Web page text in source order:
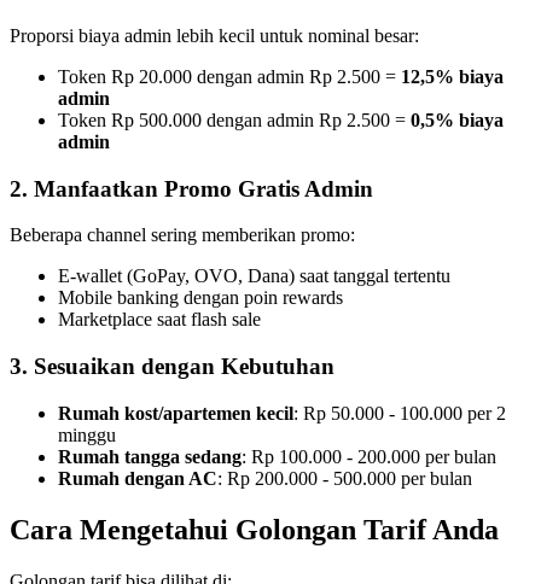
Proporsi biaya admin lebih kecil untuk nominal besar:
Token Rp 20.000 dengan admin Rp 2.500 = 12,5% biaya
admin
Token Rp 500.000 dengan admin Rp 2.500 = 0,5% biaya
admin
2. Manfaatkan Promo Gratis Admin
Beberapa channel sering memberikan promo:
E-wallet (GoPay, OVO, Dana) saat tanggal tertentu
Mobile banking dengan poin rewards
Marketplace saat flash sale
3. Sesuaikan dengan Kebutuhan
Rumah kost/apartemen kecil: Rp 50.000 - 100.000 per 2
minggu
Rumah tangga sedang: Rp 100.000 - 200.000 per bulan
Rumah dengan AC: Rp 200.000 - 500.000 per bulan
Cara Mengetahui Golongan Tarif Anda